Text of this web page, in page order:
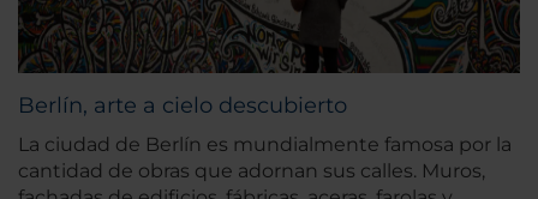
Berlín, arte a cielo descubierto
La ciudad de Berlín es mundialmente famosa por la
cantidad de obras que adornan sus calles. Muros,